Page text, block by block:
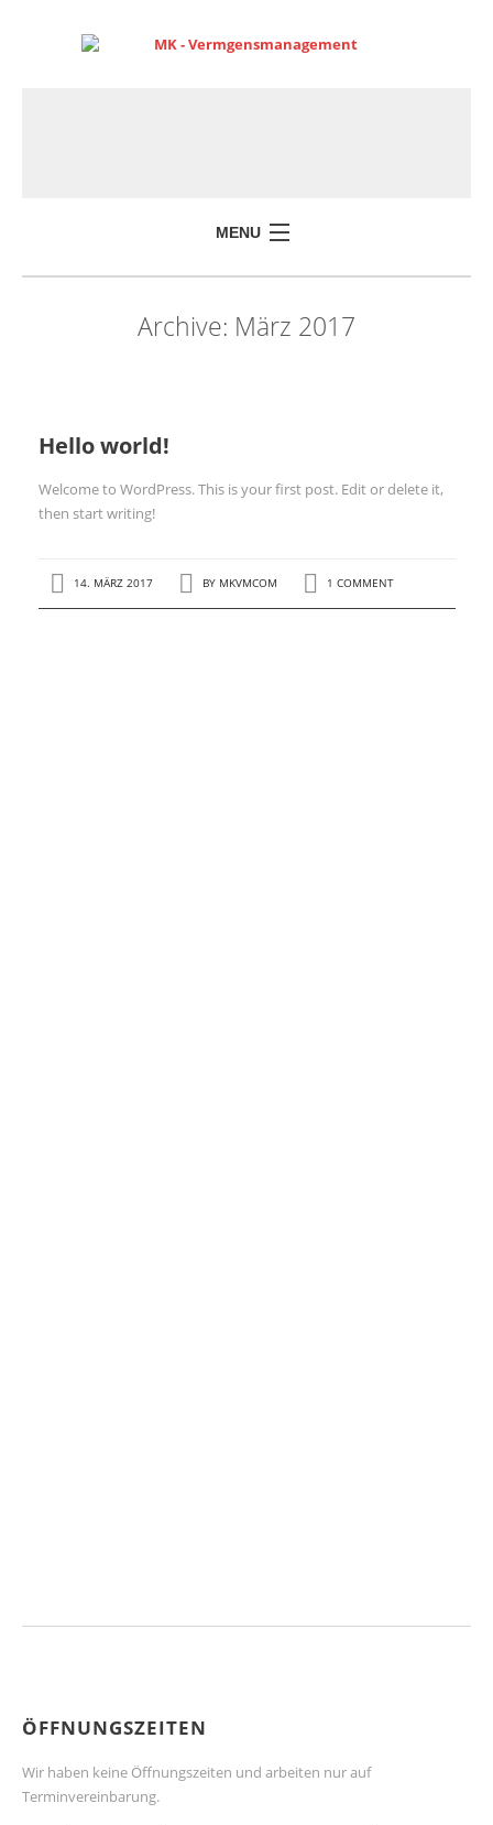
MENU
Archive: März 2017
Hello world!
Welcome to WordPress. This is your first post. Edit or delete it,
then start writing!
14. MÄRZ 2017 BY MKVMCOM 1 COMMENT
ÖFFNUNGSZEITEN
Wir haben keine Öffnungszeiten und arbeiten nur auf
Terminvereinbarung.